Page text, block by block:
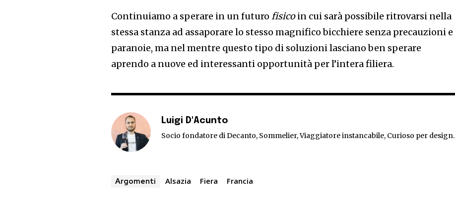
Continuiamo a sperare in un futuro fisicoin cui sarà possibile ritrovarsi nella
stessa stanza ad assaporare lo stesso magnifico bicchiere senza precauzioni e
paranoie, ma nel mentre questo tipo di soluzioni lasciano ben sperare
aprendo a nuove ed interessanti opportunità per l’intera filiera.
Luigi D'Acunto
Socio fondatore di Decanto, Sommelier, Viaggiatore instancabile, Curioso per design.
Argomenti Alsazia Fiera Francia